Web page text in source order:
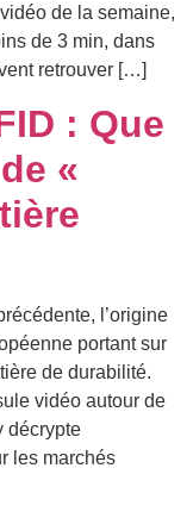
de la semaine,
de 3 min, dans
retrouver […]
: Que
«
l’origine
portant sur
de durabilité.
vidéo autour de
décrypte
les marchés